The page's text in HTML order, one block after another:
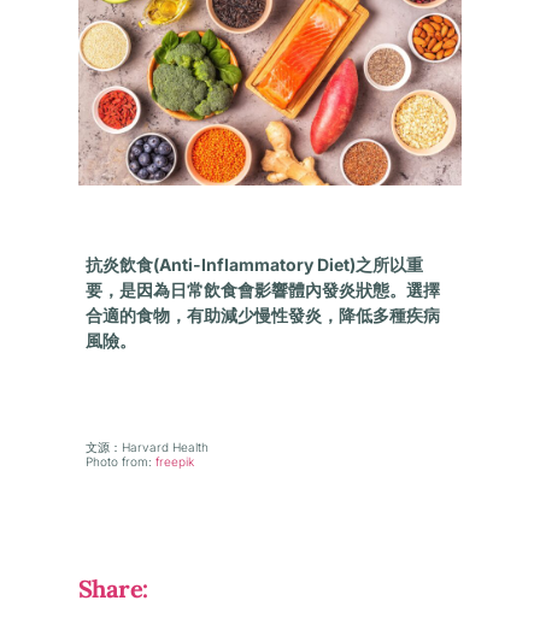
抗炎飲食(Anti-Inflammatory Diet)之所以重
要，是因為日常飲食會影響體內發炎狀態。選擇
合適的食物，有助減少慢性發炎，降低多種疾病
風險。
文源 ：Harvard Health
Photo from:freepik
Share: